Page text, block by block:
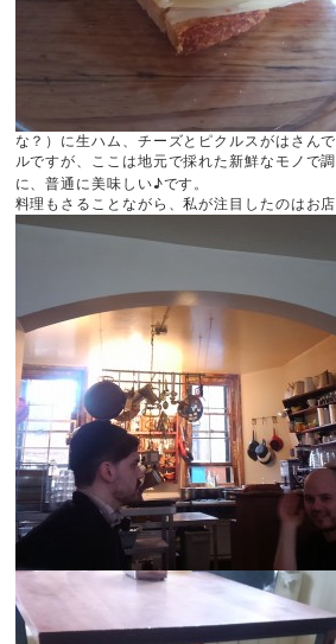
な？）に生ハム、チーズとピクルスがはさん
ルですが、ここは地元で採れた新鮮なモノで
に、普通に美味しい♪です。
料理もさることながら、私が注目したのはお店